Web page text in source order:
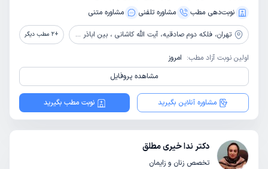
نوبت‌دهی مطب
مشاوره‌ تلفنی مشاوره‌ متنی
تهران، فلکه دوم صادقیه، آیت الله کاشانی ، بین اباذر و مهران، پلاک 69 ، ساختمان 107، واحد 20 ، طبقه 5 +
2 مطب دیگر
اولین نوبت آزاد مطب: امروز
مشاهده پروفایل
مشاوره آنلاین بگیرید نوبت مطب بگیرید
دکتر ندا خیری مطلق
تخصص زنان و زایمان